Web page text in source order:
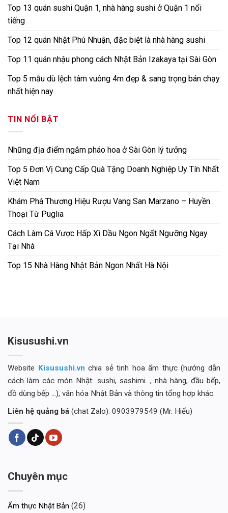
Top 13 quán sushi Quận 1, nhà hàng sushi ở Quận 1 nổi
tiếng
Top 12 quán Nhật Phú Nhuận, đặc biệt là nhà hàng sushi
Top 11 quán nhậu phong cách Nhật Bản Izakaya tại Sài Gòn
Top 5 mẫu dù lệch tâm vuông 4m đẹp & sang trọng bán chạy
nhất hiện nay
TIN NỔI BẬT
Những địa điểm ngắm pháo hoa ở Sài Gòn lý tưởng
Top 5 Đơn Vị Cung Cấp Quà Tặng Doanh Nghiệp Uy Tín Nhất
Việt Nam
Khám Phá Thương Hiệu Rượu Vang San Marzano – Huyền
Thoại Từ Puglia
Cách Làm Cá Vược Hấp Xì Dầu Ngon Ngất Ngưỡng Ngay
Tại Nhà
Top 15 Nhà Hàng Nhật Bản Ngon Nhất Hà Nội
Kisusushi.vn
Website Kisusushi.vn chia sẻ tinh hoa ẩm thực (hướng dẫn
cách làm các món Nhật: sushi, sashimi..., nhà hàng, đầu bếp,
đồ dùng bếp ...), văn hóa Nhật Bản và thông tin tổng hợp khác.
Liên hệ quảng bá (chat Zalo): 0903979549 (Mr. Hiếu)
Chuyên mục
Ẩm thực Nhật Bản (26)